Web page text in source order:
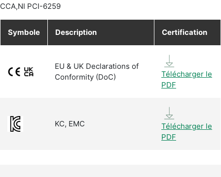
CCA,NI PCI-6259
Symbole Description Certification
EU & UK Declarations of
Conformity (DoC)
Télécharger le
PDF
KC, EMC
Télécharger le
PDF